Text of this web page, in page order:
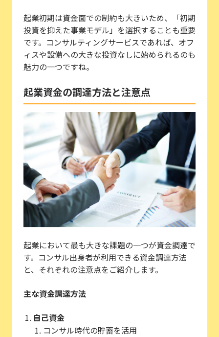
起業初期は資金面での制約も大きいため、「初期
投資を抑えた事業モデル」を選択することも重要
です。コンサルティングサービスであれば、オフ
ィスや設備への大きな投資なしに始められるのも
魅力の一つですね。
起業資金の調達方法と注意点
起業において最も大きな課題の一つが資金調達で
す。コンサル出身者が利用できる資金調達方法
と、それぞれの注意点をご紹介します。
主な資金調達方法
自己資金
コンサル時代の貯蓄を活用